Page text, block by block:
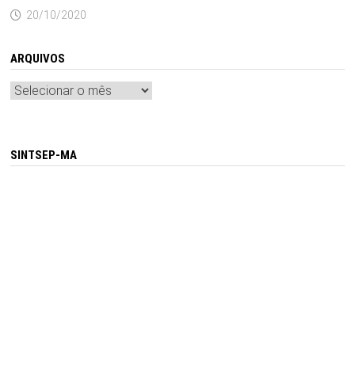
20/10/2020
ARQUIVOS
Arquivos
SINTSEP-MA